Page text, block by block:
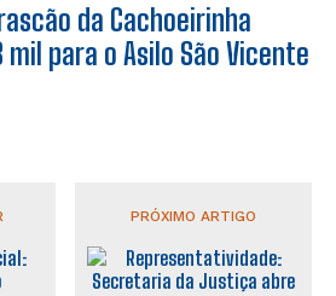
da Cachoeirinha
para o Asilo São Vicente
PRÓXIMO ARTIGO